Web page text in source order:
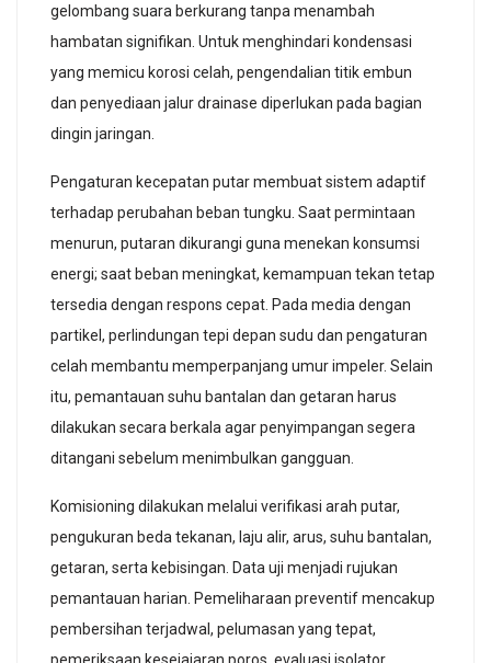
gelombang suara berkurang tanpa menambah
hambatan signifikan. Untuk menghindari kondensasi
yang memicu korosi celah, pengendalian titik embun
dan penyediaan jalur drainase diperlukan pada bagian
dingin jaringan.
Pengaturan kecepatan putar membuat sistem adaptif
terhadap perubahan beban tungku. Saat permintaan
menurun, putaran dikurangi guna menekan konsumsi
energi; saat beban meningkat, kemampuan tekan tetap
tersedia dengan respons cepat. Pada media dengan
partikel, perlindungan tepi depan sudu dan pengaturan
celah membantu memperpanjang umur impeler. Selain
itu, pemantauan suhu bantalan dan getaran harus
dilakukan secara berkala agar penyimpangan segera
ditangani sebelum menimbulkan gangguan.
Komisioning dilakukan melalui verifikasi arah putar,
pengukuran beda tekanan, laju alir, arus, suhu bantalan,
getaran, serta kebisingan. Data uji menjadi rujukan
pemantauan harian. Pemeliharaan preventif mencakup
pembersihan terjadwal, pelumasan yang tepat,